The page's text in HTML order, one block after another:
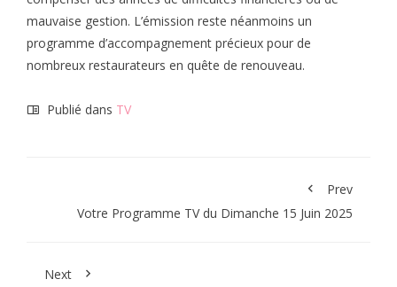
mauvaise gestion. L’émission reste néanmoins un
programme d’accompagnement précieux pour de
nombreux restaurateurs en quête de renouveau.
Publié dans TV
Prev
Votre Programme TV du Dimanche 15 Juin 2025
Next